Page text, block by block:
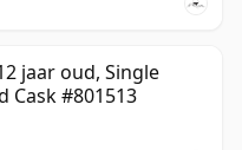
jaar oud, Single
Cask #801513